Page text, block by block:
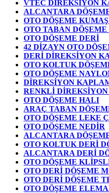
VTEC DİREKSİYON
ALCANTARA
OTO DÖŞEME
OTO TABAN
OTO DÖŞEME DERİ
42 DİZAYN OTO
DERİ DİREKSİYON
OTO KOLTUK
OTO DÖŞEME
DİREKSİYON
RENKLİ
OTO DÖŞEME HALI
ARAÇ TABAN
OTO DÖŞEME LEKE
OTO DÖŞEME NEDİR
ALCANTARA
OTO KOLTUK DERİ
ALCANTARA DERİ
OTO DÖŞEME
OTO DERİ DÖŞEME
OTO DERİ DÖŞEME
OTO DÖŞEME